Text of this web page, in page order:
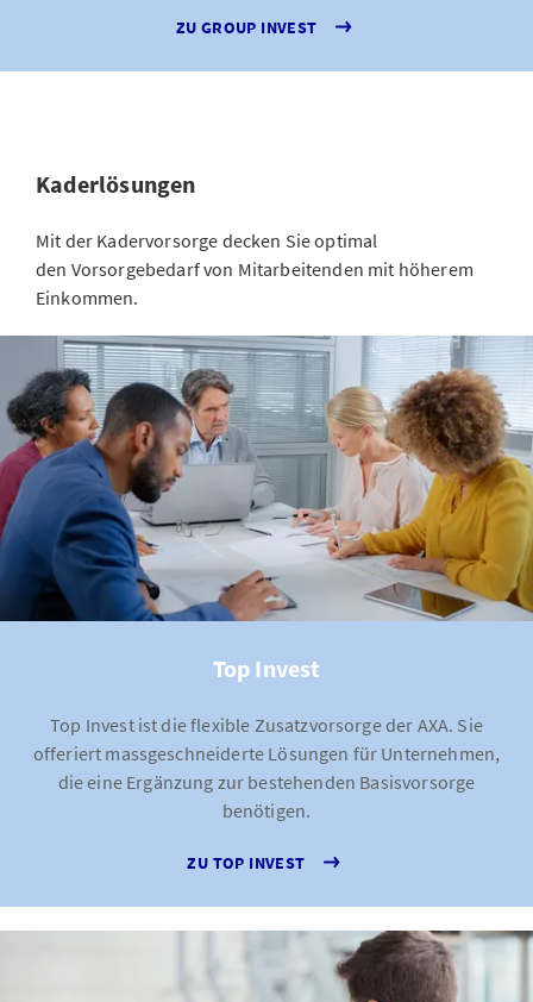
ZU GROUP INVEST
Kaderlösungen
Mit der Kadervorsorge decken Sie optimal
den Vorsorgebedarf von Mitarbeitenden mit höherem
Einkommen.
Top Invest
Top Invest ist die flexible Zusatzvorsorge der AXA. Sie
offeriert massgeschneiderte Lösungen für Unternehmen,
die eine Ergänzung zur bestehenden Basisvorsorge
benötigen.
ZU TOP INVEST